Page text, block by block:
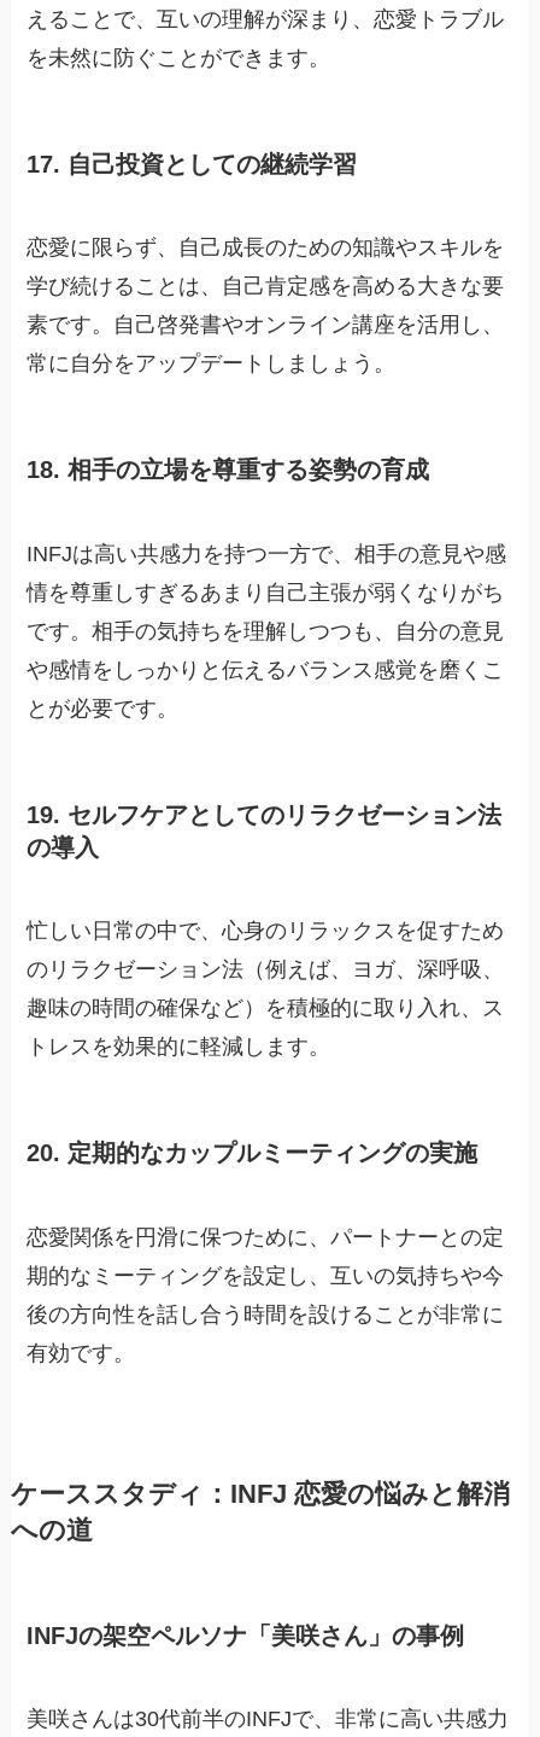
えることで、互いの理解が深まり、恋愛トラブル
を未然に防ぐことができます。
17. 自己投資としての継続学習
恋愛に限らず、自己成長のための知識やスキルを
学び続けることは、自己肯定感を高める大きな要
素です。自己啓発書やオンライン講座を活用し、
常に自分をアップデートしましょう。
18. 相手の立場を尊重する姿勢の育成
INFJは高い共感力を持つ一方で、相手の意見や感
情を尊重しすぎるあまり自己主張が弱くなりがち
です。相手の気持ちを理解しつつも、自分の意見
や感情をしっかりと伝えるバランス感覚を磨くこ
とが必要です。
19. セルフケアとしてのリラクゼーション法
の導入
忙しい日常の中で、心身のリラックスを促すため
のリラクゼーション法（例えば、ヨガ、深呼吸、
趣味の時間の確保など）を積極的に取り入れ、ス
トレスを効果的に軽減します。
20. 定期的なカップルミーティングの実施
恋愛関係を円滑に保つために、パートナーとの定
期的なミーティングを設定し、互いの気持ちや今
後の方向性を話し合う時間を設けることが非常に
有効です。
ケーススタディ：INFJ 恋愛の悩みと解消
への道
INFJの架空ペルソナ「美咲さん」の事例
美咲さんは30代前半のINFJで、非常に高い共感力